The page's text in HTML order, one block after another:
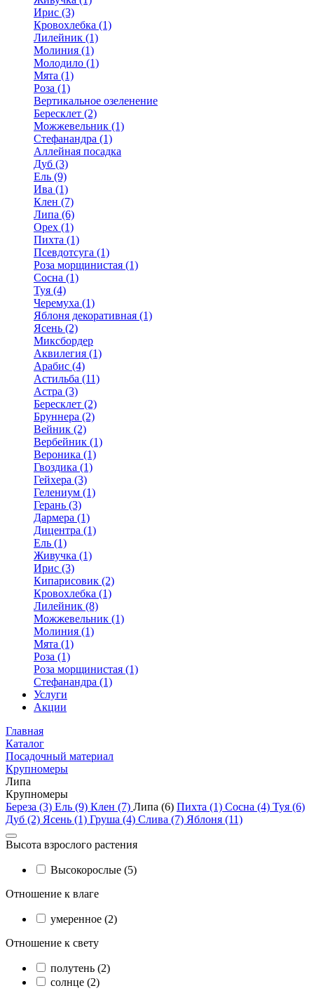
Ирис (3)
Кровохлебка (1)
Лилейник (1)
Молиния (1)
Молодило (1)
Мята (1)
Роза (1)
Вертикальное озеленение
Бересклет (2)
Можжевельник (1)
Стефанандра (1)
Аллейная посадка
Дуб (3)
Ель (9)
Ива (1)
Клен (7)
Липа (6)
Орех (1)
Пихта (1)
Псевдотсуга (1)
Роза морщинистая (1)
Сосна (1)
Туя (4)
Черемуха (1)
Яблоня декоративная (1)
Ясень (2)
Миксбордер
Аквилегия (1)
Арабис (4)
Астильба (11)
Астра (3)
Бересклет (2)
Бруннера (2)
Вейник (2)
Вербейник (1)
Вероника (1)
Гвоздика (1)
Гейхера (3)
Гелениум (1)
Герань (3)
Дармера (1)
Дицентра (1)
Ель (1)
Живучка (1)
Ирис (3)
Кипарисовик (2)
Кровохлебка (1)
Лилейник (8)
Можжевельник (1)
Молиния (1)
Мята (1)
Роза (1)
Роза морщинистая (1)
Стефанандра (1)
Услуги
Акции
Главная
Каталог
Посадочный материал
Крупномеры
Липа
Крупномеры
Береза (3) Ель (9) Клен (7) Липа (6) Пихта (1) Сосна (4) Туя (6)
Дуб (2) Ясень (1) Груша (4) Слива (7) Яблоня (11)
Высота взрослого растения
Высокорослые (5)
Отношение к влаге
умеренное (2)
Отношение к свету
полутень (2)
солнце (2)